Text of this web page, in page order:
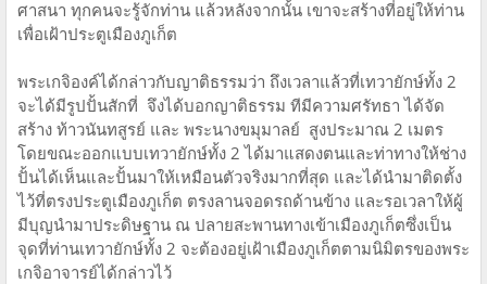
ศาสนา ทุกคนจะรู้จักท่าน แล้วหลังจากนั้น เขาจะสร้างที่อยู่ให้ท่าน
เพื่อเฝ้าประตูเมืองภูเก็ต
พระเกจิองค์ได้กล่าวกับญาติธรรมว่า ถึงเวลาแล้วที่เทวายักษ์ทั้ง 2
จะได้มีรูปปั้นสักที่ จึงได้บอกญาติธรรม ทีมีความศรัทธา ได้จัด
สร้าง ท้าวนันทสูรย์ และ พระนางขมุมาลย์ สูงประมาณ 2 เมตร
โดยขณะออกแบบเทวายักษ์ทั้ง 2 ได้มาแสดงตนและท่าทางให้ช่าง
ปั้นได้เห็นและปั้นมาให้เหมือนตัวจริงมากที่สุด และได้นำมาติดตั้ง
ไว้ที่ตรงประตูเมืองภูเก็ต ตรงลานจอดรถด้านข้าง และรอเวลาให้ผู้
มีบุญนำมาประดิษฐาน ณ ปลายสะพานทางเข้าเมืองภูเก็ตซึ่งเป็น
จุดที่ท่านเทวายักษ์ทั้ง 2 จะต้องอยู่เฝ้าเมืองภูเก็ตตามนิมิตรของพระ
เกจิอาจารย์ได้กล่าวไว้